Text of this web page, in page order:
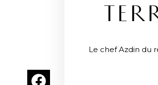
Le chef Azdin du